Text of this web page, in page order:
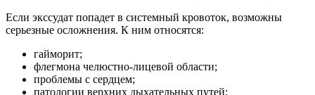
Если экссудат попадет в системный кровоток, возможны
серьезные осложнения. К ним относятся:
гайморит;
флегмона челюстно-лицевой области;
проблемы с сердцем;
патологии верхних дыхательных путей;